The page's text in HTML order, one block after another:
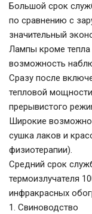
Большой срок
по сравнению с
значительный
Лампы кроме тепла
возможность
Сразу после
тепловой
прерывистого
Широкие
сушка лаков и
физиотерапии).
Средний срок
термоизлучателя
инфракрасных
1. Свиноводство